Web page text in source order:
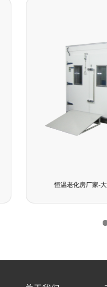
恒温老化房厂家-